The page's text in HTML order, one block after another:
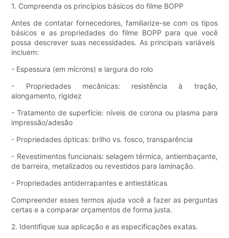
1. Compreenda os princípios básicos do filme BOPP
Antes de contatar fornecedores, familiarize-se com os tipos
básicos e as propriedades do filme BOPP para que você
possa descrever suas necessidades. As principais variáveis ​​
incluem:
- Espessura (em mícrons) e largura do rolo
- Propriedades mecânicas: resistência à tração,
alongamento, rigidez
- Tratamento de superfície: níveis de corona ou plasma para
impressão/adesão
- Propriedades ópticas: brilho vs. fosco, transparência
- Revestimentos funcionais: selagem térmica, antiembaçante,
de barreira, metalizados ou revestidos para laminação.
- Propriedades antiderrapantes e antiestáticas
Compreender esses termos ajuda você a fazer as perguntas
certas e a comparar orçamentos de forma justa.
2. Identifique sua aplicação e as especificações exatas.